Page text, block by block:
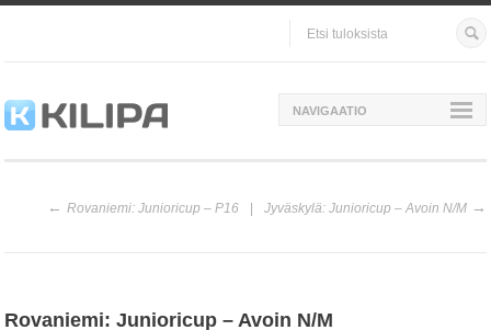
NAVIGAATIO
Rovaniemi: Junioricup – P16 Jyväskylä: Junioricup – Avoin N/M
Rovaniemi: Junioricup – Avoin N/M